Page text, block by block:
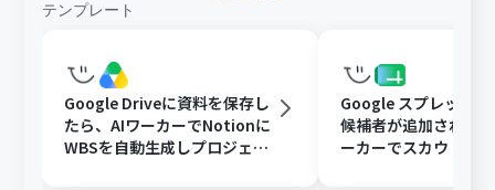
テンプレート
Google Driveに資料を保存し
たら、AIワーカーでNotionに
WBSを自動生成しプロジェク
Google スプレッドシ
候補者が追加された
ーカーでスカウト文